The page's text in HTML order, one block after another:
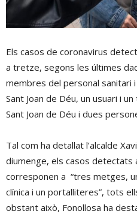
Els casos de coronavirus
a tretze, segons les últimes
membres del personal sanitari
Sant Joan de Déu, un usuari i
Sant Joan de Déu i dues
Tal com ha detallat l’alcalde
diumenge, els casos detectats
corresponen a “tres metges,
clínica i un portalliteres”, tots
obstant això, Fonollosa ha